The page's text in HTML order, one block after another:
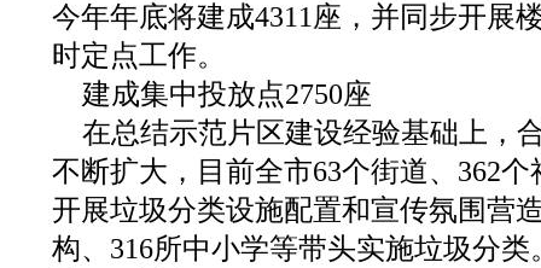
今年年底将建成4311座，并同步开展
时定点工作。
建成集中投放点2750座
在总结示范片区建设经验基础上，
不断扩大，目前全市63个街道、362
开展垃圾分类设施配置和宣传氛围营
构、316所中小学等带头实施垃圾分